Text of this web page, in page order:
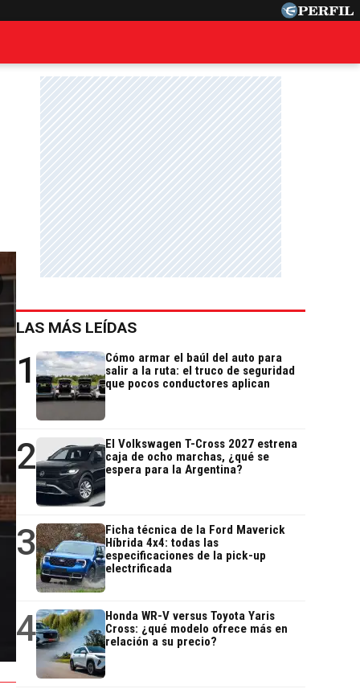
LAS MÁS LEÍDAS
1
Cómo armar el baúl del auto para
salir a la ruta: el truco de seguridad
que pocos conductores aplican
2
El Volkswagen T-Cross 2027 estrena
caja de ocho marchas, ¿qué se
espera para la Argentina?
3
Ficha técnica de la Ford Maverick
Híbrida 4x4: todas las
especificaciones de la pick-up
electrificada
4
Honda WR-V versus Toyota Yaris
Cross: ¿qué modelo ofrece más en
relación a su precio?